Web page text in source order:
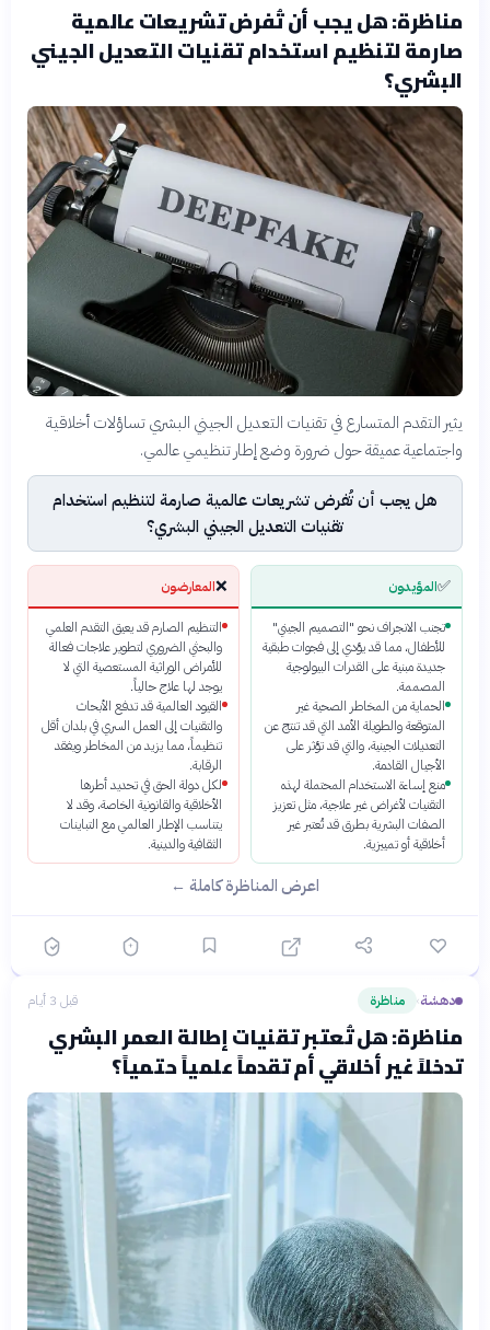
مناظرة: هل يجب أن تُفرض تشريعات عالمية
صارمة لتنظيم استخدام تقنيات التعديل الجيني
البشري؟
يثير التقدم المتسارع في تقنيات التعديل الجيني البشري تساؤلات أخلاقية
واجتماعية عميقة حول ضرورة وضع إطار تنظيمي عالمي.
هل يجب أن تُفرض تشريعات عالمية صارمة لتنظيم استخدام
تقنيات التعديل الجيني البشري؟
✅المؤيدون
تجنب الانجراف نحو "التصميم الجيني"
للأطفال، مما قد يؤدي إلى فجوات طبقية
جديدة مبنية على القدرات البيولوجية
المصممة.
الحماية من المخاطر الصحية غير
المتوقعة والطويلة الأمد التي قد تنتج عن
التعديلات الجينية، والتي قد تؤثر على
الأجيال القادمة.
منع إساءة الاستخدام المحتملة لهذه
التقنيات لأغراض غير علاجية، مثل تعزيز
الصفات البشرية بطرق قد تُعتبر غير
أخلاقية أو تمييزية.
❌المعارضون
التنظيم الصارم قد يعيق التقدم العلمي
والبحثي الضروري لتطوير علاجات فعالة
للأمراض الوراثية المستعصية التي لا
يوجد لها علاج حالياً.
القيود العالمية قد تدفع الأبحاث
والتقنيات إلى العمل السري في بلدان أقل
تنظيماً، مما يزيد من المخاطر ويفقد
الرقابة.
لكل دولة الحق في تحديد أطرها
الأخلاقية والقانونية الخاصة، وقد لا
يتناسب الإطار العالمي مع التباينات
الثقافية والدينية.
اعرض المناظرة كاملة ←
دهشة› مناظرة قبل 3 أيام
مناظرة: هل تُعتبر تقنيات إطالة العمر البشري
تدخلاً غير أخلاقي أم تقدماً علمياً حتمياً؟